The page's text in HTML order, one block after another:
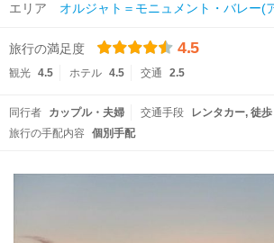
エリア オルジャト＝モニュメント・バレー(
旅行の満足度 4.5
観光 4.5 ホテル 4.5 交通 2.5
同行者 カップル・夫婦 交通手段 レンタカー 徒歩
旅行の手配内容
個別手配